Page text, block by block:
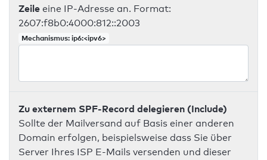
Zeile eine IP-Adresse an. Format:
2607:f8b0:4000:812::2003
Mechanismus: ip6:<ipv6>
Zu externem SPF-Record delegieren (Include)
Sollte der Mailversand auf Basis einer anderen
Domain erfolgen, beispielsweise dass Sie über
Server Ihres ISP E-Mails versenden und dieser